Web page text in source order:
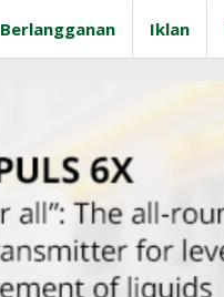
Berlangganan Iklan